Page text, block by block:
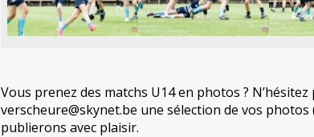
Vous prenez des matchs U14 en photos ?
verscheure@skynet.be une sélection de vos photos
publierons avec plaisir.